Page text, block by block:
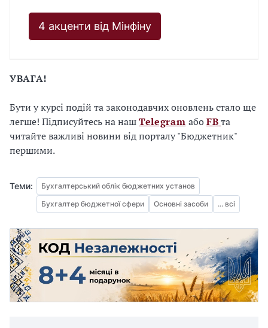
4 акценти від Мінфіну
УВАГА!
Бути у курсі подій та законодавчих оновлень стало ще
легше! Підписуйтесь на нашTelegram абоFBта
читайте важливі новини від порталу "Бюджетник"
першими.
Теми:
Бухгалтерський облік бюджетних установ
Бухгалтер бюджетної сфери
Основні засоби ... всі